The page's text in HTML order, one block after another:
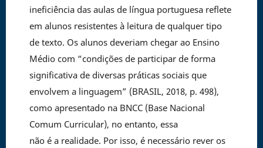
ineficiência das aulas de língua portuguesa reflete
em alunos resistentes à leitura de qualquer tipo
de texto. Os alunos deveriam chegar ao Ensino
Médio com “condições de participar de forma
significativa de diversas práticas sociais que
envolvem a linguagem” (BRASIL, 2018, p. 498),
como apresentado na BNCC (Base Nacional
Comum Curricular), no entanto, essa
não é a realidade. Por isso, é necessário rever os